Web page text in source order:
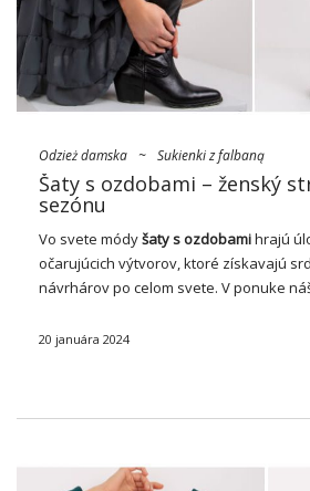
Odzież damska ~ Sukienki z falbaną
Šaty s ozdobami – ženský
sezónu
Vo svete módyšatys ozdobamihrajú
očarujúcich výtvorov, ktoré získavajú
návrhárov po celom svete. V ponuke
prvkom štýlu pre každú sezónu.
20 januára 2024